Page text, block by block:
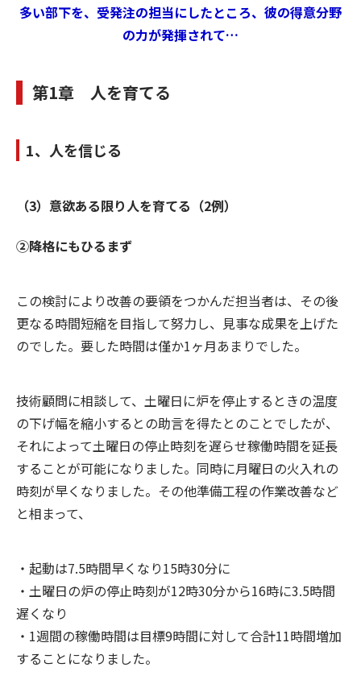
多い部下を、受発注の担当にしたところ、彼の得意分野
の力が発揮されて…
第1章 人を育てる
1、人を信じる
（3）意欲ある限り人を育てる（2例）
②降格にもひるまず
この検討により改善の要領をつかんだ担当者は、その後
更なる時間短縮を目指して努力し、見事な成果を上げた
のでした。要した時間は僅か1ヶ月あまりでした。
技術顧問に相談して、土曜日に炉を停止するときの温度
の下げ幅を縮小するとの助言を得たとのことでしたが、
それによって土曜日の停止時刻を遅らせ稼働時間を延長
することが可能になりました。同時に月曜日の火入れの
時刻が早くなりました。その他準備工程の作業改善など
と相まって、
・起動は7.5時間早くなり15時30分に
・土曜日の炉の停止時刻が12時30分から16時に3.5時間
遅くなり
・1週間の稼働時間は目標9時間に対して合計11時間増加
することになりました。